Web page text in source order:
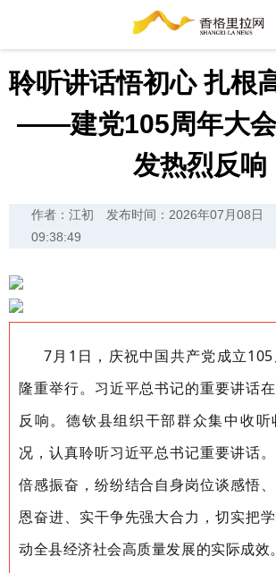
聆听讲话悟初心 扎根
——建党105周年大会
发热烈反响
作者：江初
发布时间：2026年07月08日
09:38:49
7月1日，庆祝中国共产党成立
隆重举行。习近平总书记的重要讲话
反响。德钦县组织干部群众集中收听
况，认真聆听习近平总书记重要讲话
倍感振奋，纷纷结合自身岗位谈感悟
恩奋进、实干争先强大合力，切实把
动全县经济社会高质量发展的实际成效。